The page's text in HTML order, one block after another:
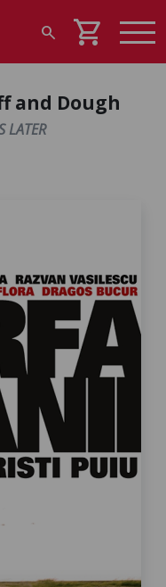
search shopping_cart
and Dough
LATER